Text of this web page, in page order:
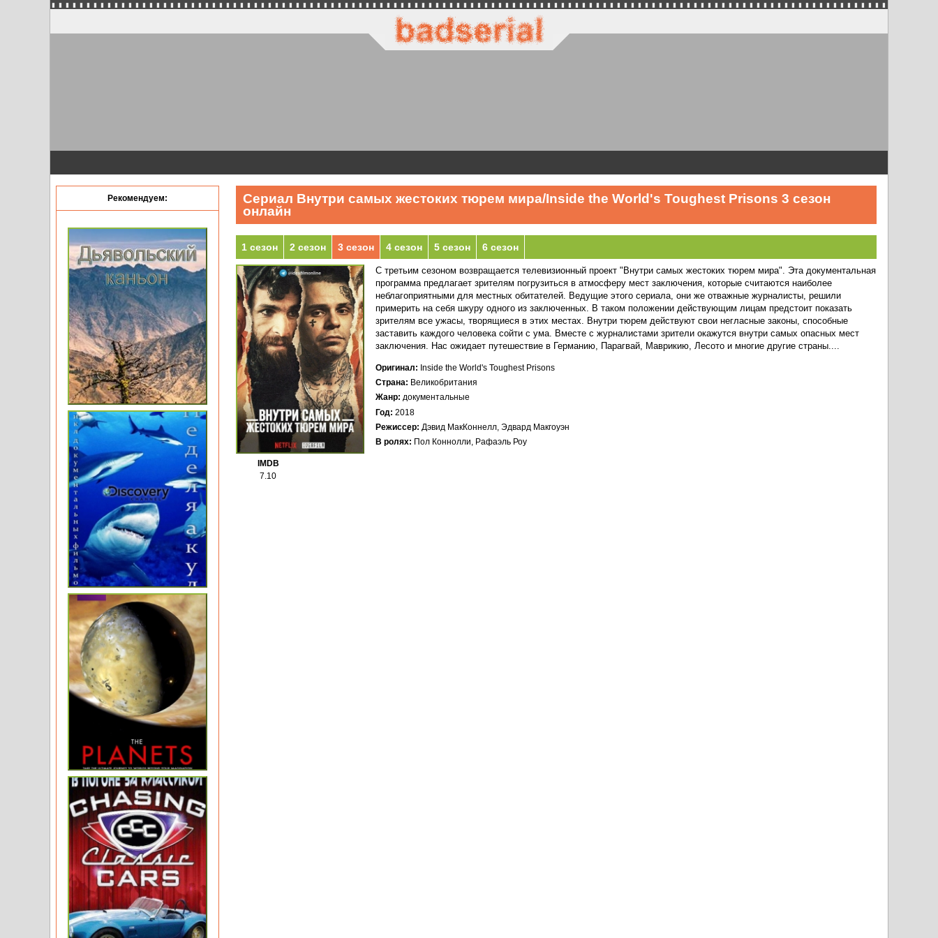
Сериал Внутри самых жестоких тюрем мира/Inside the World's Toughest Prisons 3 сезон
онлайн
1 сезон 2 сезон 3 сезон 4 сезон 5 сезон 6 сезон
IMDB
7.10
С третьим сезоном возвращается телевизионный проект "Внутри самых жестоких тюрем мира". Эта документальная
программа предлагает зрителям погрузиться в атмосферу мест заключения, которые считаются наиболее
неблагоприятными для местных обитателей. Ведущие этого сериала, они же отважные журналисты, решили
примерить на себя шкуру одного из заключенных. В таком положении действующим лицам предстоит показать
зрителям все ужасы, творящиеся в этих местах. Внутри тюрем действуют свои негласные законы, способные
заставить каждого человека сойти с ума. Вместе с журналистами зрители окажутся внутри самых опасных мест
заключения. Нас ожидает путешествие в Германию, Парагвай, Маврикию, Лесото и многие другие страны....
Оригинал
Inside the World's Toughest Prisons
Страна
Великобритания
Жанр документальные
Год 2018
Режиссер Дэвид МакКоннелл Эдвард Макгоуэн
В ролях
Пол Коннолли, Рафаэль Роу
Рекомендуем: